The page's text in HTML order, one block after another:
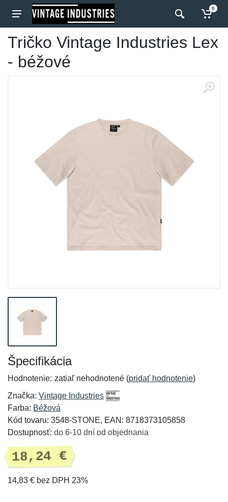
0
Tričko Vintage Industries Lex
- béžové
Špecifikácia
Hodnotenie: zatiaľ nehodnotené (pridať hodnotenie)
Značka: Vintage Industries
Farba: Béžová
Kód tovaru: 3548-STONE, EAN: 8718373105858
Dostupnosť: do 6-10 dní od objednania
18,24 €
14,83 € bez DPH 23%